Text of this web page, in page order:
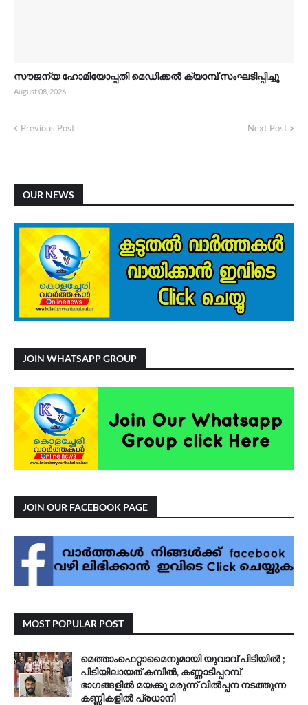
സൗജന്യ ഹോമിയോപ്പതി മെഡിക്കൽ ക്യാമ്പ് സംഘടിപ്പിച്ചു
August 08, 2026
Previous Post Next Post
OUR NEWS
JOIN WHATSAPP GROUP
JOIN OUR FACEBOOK PAGE
MOST POPULAR POST
മെത്താംഫെറ്റാമൈനുമായി യുവാവ് പിടിയിൽ ;
പിടിയിലായത് കമ്പിൽ, കണ്ണാടിപ്പറമ്പ്
ഭാഗങ്ങളിൽ മയക്കു മരുന്ന് വിൽപ്പന നടത്തുന്ന
കണ്ണികളിൽ പ്രധാനി